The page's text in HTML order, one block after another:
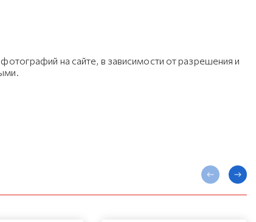
на сайте, в зависимости от разрешения и